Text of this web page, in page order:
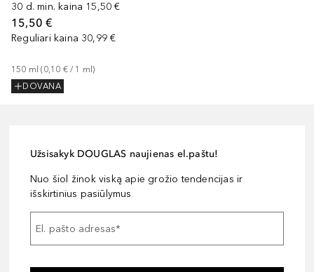
30 d. min. kaina 15,50 €
15,50 €
Reguliari kaina 30,99 €
150 ml (0,10 € / 1 ml)
DOVANA
Užsisakyk DOUGLAS naujienas el.paštu!
Nuo šiol žinok viską apie grožio tendencijas ir
išskirtinius pasiūlymus
El. pašto adresas*